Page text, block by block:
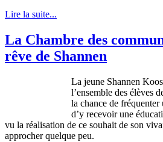
Lire la suite...
La Chambre des
rêve de Shannen
La jeune Shannen
l’ensemble des élèves
la chance de fréquenter
d’y recevoir une
vu la réalisation de ce souhait de son
approcher quelque peu.